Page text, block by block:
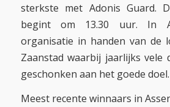
sterkste met Adonis Guard.
begint om 13.30 uur. In
organisatie in handen van de
Zaanstad waarbij jaarlijks vele
geschonken aan het goede doel.
Meest recente winnaars in